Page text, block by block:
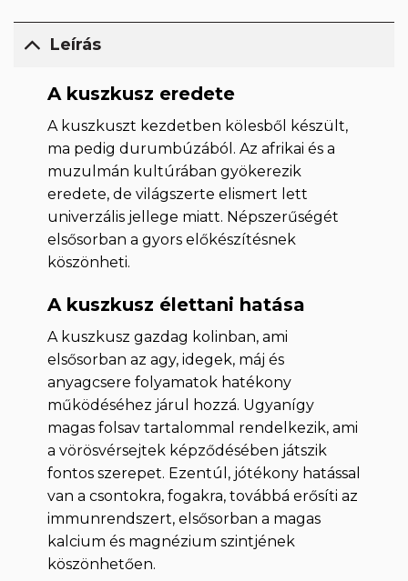
Leírás
A kuszkusz eredete
A kuszkuszt kezdetben kölesből készült,
ma pedig durumbúzából. Az afrikai és a
muzulmán kultúrában gyökerezik
eredete, de világszerte elismert lett
univerzális jellege miatt. Népszerűségét
elsősorban a gyors előkészítésnek
köszönheti.
A kuszkusz élettani hatása
A kuszkusz gazdag kolinban, ami
elsősorban az agy, idegek, máj és
anyagcsere folyamatok hatékony
működéséhez járul hozzá. Ugyanígy
magas folsav tartalommal rendelkezik, ami
a vörösvérsejtek képződésében játszik
fontos szerepet. Ezentúl, jótékony hatással
van a csontokra, fogakra, továbbá erősíti az
immunrendszert, elsősorban a magas
kalcium és magnézium szintjének
köszönhetően.